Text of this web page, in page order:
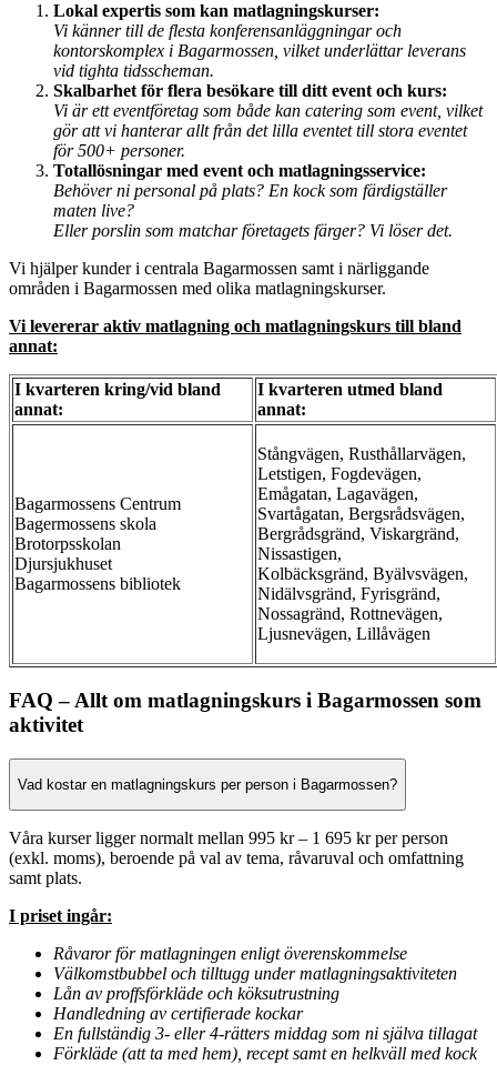
Lokal expertis som kan matlagningskurser:
Vi känner till de flesta konferensanläggningar och
kontorskomplex i Bagarmossen, vilket underlättar leverans
vid tighta tidsscheman.
Skalbarhet för flera besökare till ditt event och kurs:
Vi är ett eventföretag som både kan catering som event, vilket
gör att vi hanterar allt från det lilla eventet till stora eventet
för 500+ personer.
Totallösningar med event och matlagningsservice:
Behöver ni personal på plats? En kock som färdigställer
maten live?
Eller porslin som matchar företagets färger? Vi löser det.
Vi hjälper kunder i centrala Bagarmossen samt i närliggande
områden i Bagarmossen med olika matlagningskurser.
Vi levererar aktiv matlagning och matlagningskurs till bland
annat:
I kvarteren kring/vid bland
annat:
I kvarteren utmed bland
annat:
Bagarmossens Centrum
Bagermossens skola
Brotorpsskolan
Djursjukhuset
Bagarmossens bibliotek
Stångvägen, Rusthållarvägen,
Letstigen, Fogdevägen,
Emågatan, Lagavägen,
Svartågatan, Bergsrådsvägen,
Bergrådsgränd, Viskargränd,
Nissastigen,
Kolbäcksgränd, Byälvsvägen,
Nidälvsgränd, Fyrisgränd,
Nossagränd, Rottnevägen,
Ljusnevägen, Lillåvägen
FAQ – Allt om matlagningskurs i Bagarmossen som
aktivitet
Vad kostar en matlagningskurs per person i Bagarmossen?
Våra kurser ligger normalt mellan 995 kr – 1 695 kr per person
(exkl. moms), beroende på val av tema, råvaruval och omfattning
samt plats.
I priset ingår:
Råvaror för matlagningen enligt överenskommelse
Välkomstbubbel och tilltugg under matlagningsaktiviteten
Lån av proffsförkläde och köksutrustning
Handledning av certifierade kockar
En fullständig 3- eller 4-rätters middag som ni själva tillagat
Förkläde (att ta med hem), recept samt en helkväll med kock